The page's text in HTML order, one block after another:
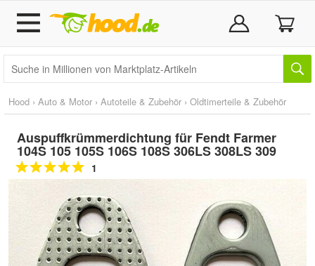
Hood › Auto & Motor › Autoteile & Zubehör › Oldtimerteile & Zubehör
Auspuffkrümmerdichtung für Fendt Farmer
104S 105 105S 106S 108S 306LS 308LS 309
1